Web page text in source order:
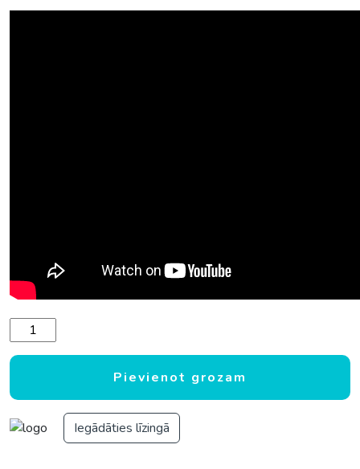
Aiz laivas velkamais pūslis CONNELLY FUN 2 daudzums
Pievienot grozam
Iegādāties līzingā